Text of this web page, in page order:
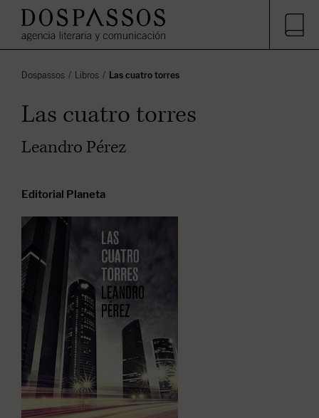
Las cuatro torres
Libros
Dospassos
Las cuatro torres
Leandro Pérez
Editorial Planeta